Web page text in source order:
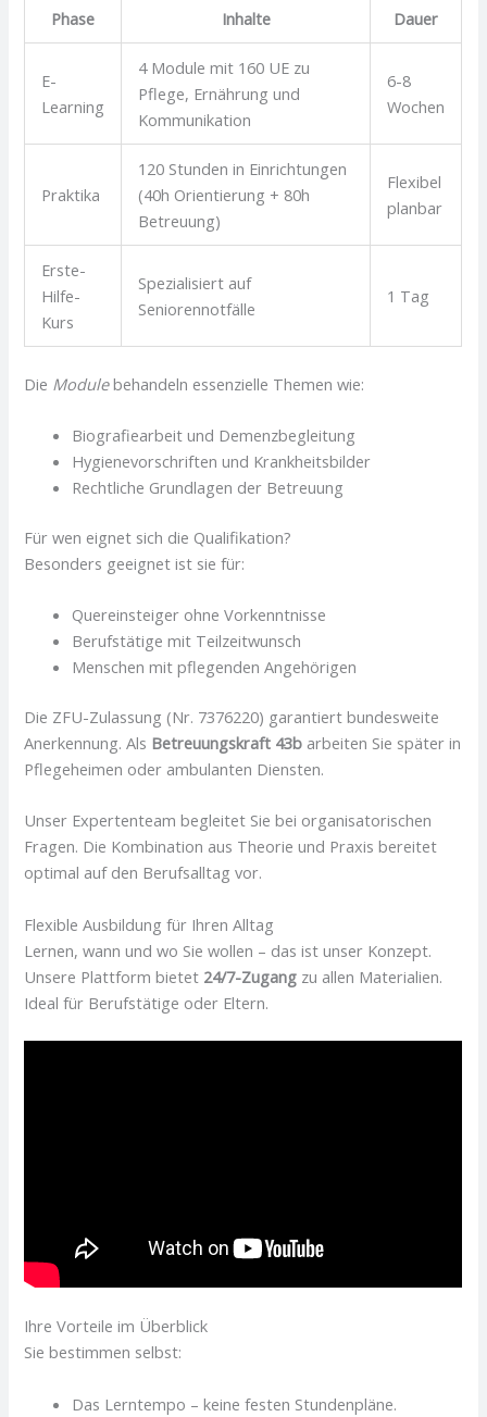
Phase Inhalte Dauer
E-
Learning
4 Module mit 160 UE zu
Pflege, Ernährung und
Kommunikation
6-8
Wochen
Praktika
120 Stunden in Einrichtungen
(40h Orientierung + 80h
Betreuung)
Flexibel
planbar
Erste-
Hilfe-
Kurs
Spezialisiert auf
Seniorennotfälle
1 Tag
Die Modulebehandeln essenzielle Themen wie:
Biografiearbeit und Demenzbegleitung
Hygienevorschriften und Krankheitsbilder
Rechtliche Grundlagen der Betreuung
Für wen eignet sich die Qualifikation?
Besonders geeignet ist sie für:
Quereinsteiger ohne Vorkenntnisse
Berufstätige mit Teilzeitwunsch
Menschen mit pflegenden Angehörigen
Die ZFU-Zulassung (Nr. 7376220) garantiert bundesweite
Anerkennung. Als Betreuungskraft 43b arbeiten Sie später in
Pflegeheimen oder ambulanten Diensten.
Unser Expertenteam begleitet Sie bei organisatorischen
Fragen. Die Kombination aus Theorie und Praxis bereitet
optimal auf den Berufsalltag vor.
Flexible Ausbildung für Ihren Alltag
Lernen, wann und wo Sie wollen – das ist unser Konzept.
Unsere Plattform bietet 24/7-Zugang zu allen Materialien.
Ideal für Berufstätige oder Eltern.
Ihre Vorteile im Überblick
Sie bestimmen selbst:
Das Lerntempo – keine festen Stundenpläne.